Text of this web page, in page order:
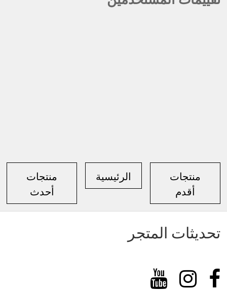
منتجات
أحدث
منتجات
أقدم
الرئيسية
تحديثات المتجر